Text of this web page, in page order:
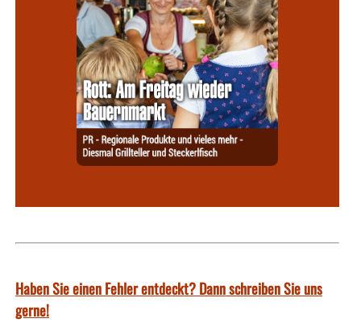
Haben Sie einen Fehler entdeckt? Dann schreiben Sie uns
gerne!